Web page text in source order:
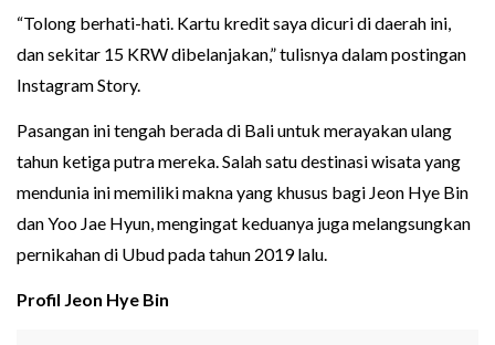
“Tolong berhati-hati. Kartu kredit saya dicuri di daerah ini,
dan sekitar 15 KRW dibelanjakan,” tulisnya dalam postingan
Instagram Story.
Pasangan ini tengah berada di Bali untuk merayakan ulang
tahun ketiga putra mereka. Salah satu destinasi wisata yang
mendunia ini memiliki makna yang khusus bagi Jeon Hye Bin
dan Yoo Jae Hyun, mengingat keduanya juga melangsungkan
pernikahan di Ubud pada tahun 2019 lalu.
Profil Jeon Hye Bin